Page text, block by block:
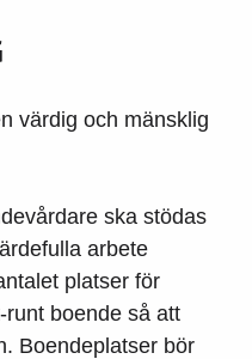
värdig och mänsklig
ska stödas
arbete
platser för
boende så att
Boendeplatser bör